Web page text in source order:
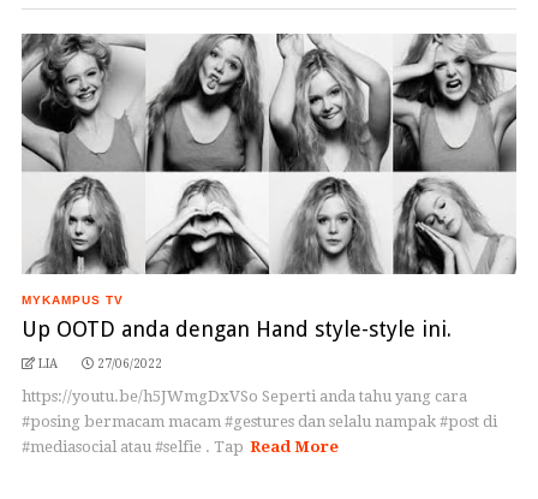
MYKAMPUS TV
Up OOTD anda dengan Hand style-style ini.
LIA 27/06/2022
https://youtu.be/h5JWmgDxVSo Seperti anda tahu yang cara
#posing bermacam macam #gestures dan selalu nampak #post di
#mediasocial atau #selfie . Tap Read More